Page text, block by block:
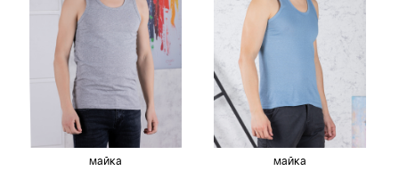
майка
майка